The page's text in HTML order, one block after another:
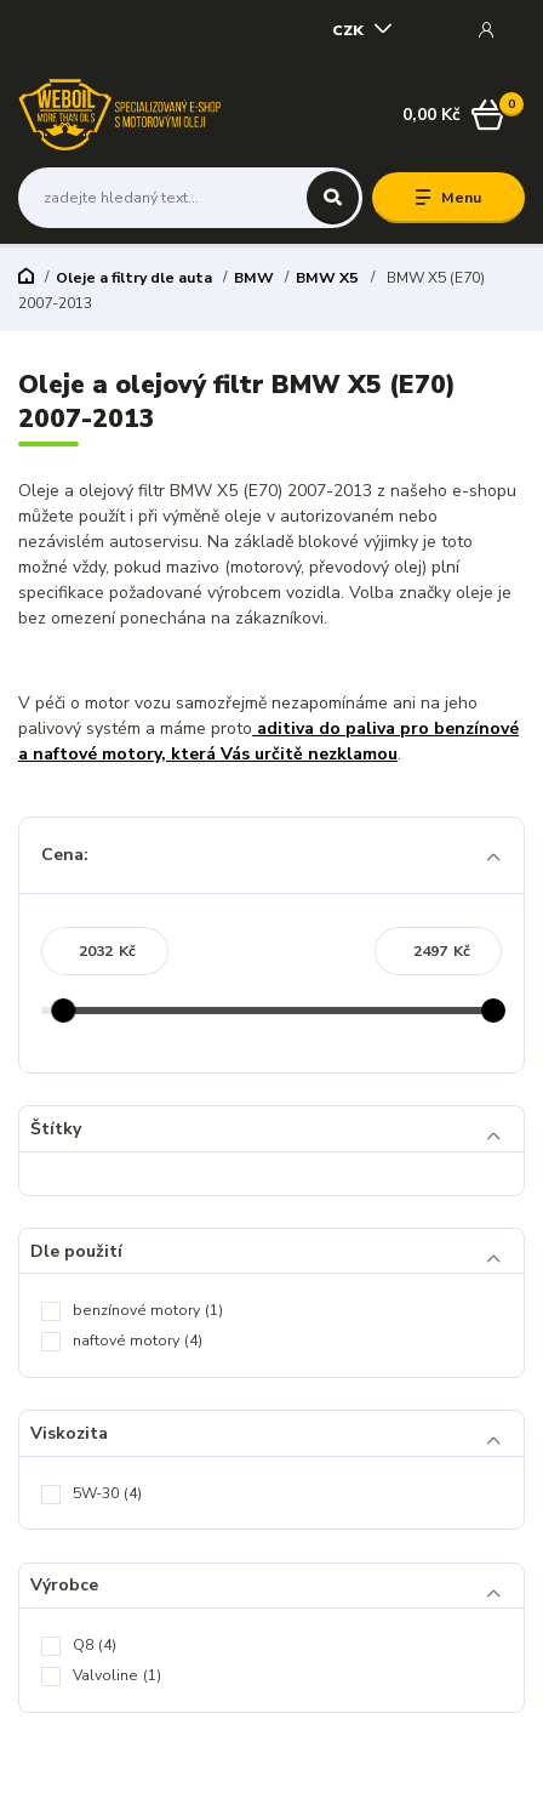
Menu
CZK
0
0,00 Kč
Oleje a filtry dle auta BMW BMW X5
BMW X5 (E70)
2007-2013
Oleje a olejový filtr BMW X5 (E70)
2007-2013
Oleje a olejový filtr BMW X5 (E70) 2007-2013 z našeho e-shopu
můžete použít i při výměně oleje v autorizovaném nebo
nezávislém autoservisu. Na základě blokové výjimky je toto
možné vždy, pokud mazivo (motorový, převodový olej) plní
specifikace požadované výrobcem vozidla. Volba značky oleje je
bez omezení ponechána na zákazníkovi.
V péči o motor vozu samozřejmě nezapomínáme ani na jeho
palivový systém a máme proto aditiva do paliva pro benzínové
a naftové motory, která Vás určitě nezklamou.
Cena:
Kč Kč
Štítky
Dle použití
benzínové motory (1)
naftové motory (4)
Viskozita
5W-30 (4)
Výrobce
Q8 (4)
Valvoline (1)